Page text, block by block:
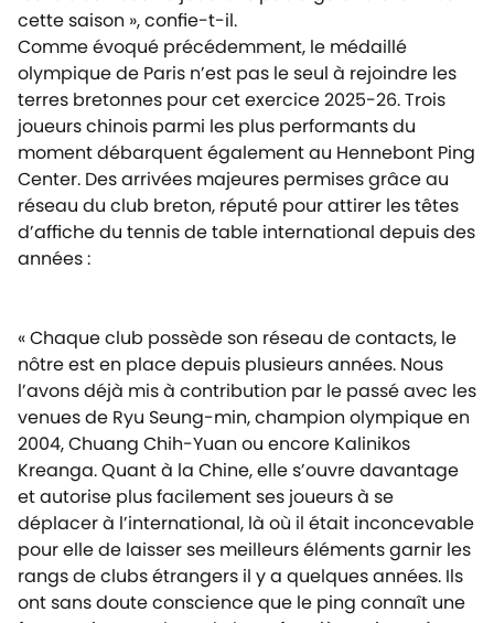
cette saison », confie-t-il.
Comme évoqué précédemment, le médaillé
olympique de Paris n’est pas le seul à rejoindre les
terres bretonnes pour cet exercice 2025-26. Trois
joueurs chinois parmi les plus performants du
moment débarquent également au Hennebont Ping
Center. Des arrivées majeures permises grâce au
réseau du club breton, réputé pour attirer les têtes
d’affiche du tennis de table international depuis des
années :
« Chaque club possède son réseau de contacts, le
nôtre est en place depuis plusieurs années. Nous
l’avons déjà mis à contribution par le passé avec les
venues de Ryu Seung-min, champion olympique en
2004, Chuang Chih-Yuan ou encore Kalinikos
Kreanga. Quant à la Chine, elle s’ouvre davantage
et autorise plus facilement ses joueurs à se
déplacer à l’international, là où il était inconcevable
pour elle de laisser ses meilleurs éléments garnir les
rangs de clubs étrangers il y a quelques années. Ils
ont sans doute conscience que le ping connaît une